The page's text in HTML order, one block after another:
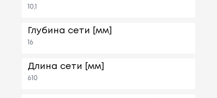
10,1
Глубина сети [мм]
16
Длина сети [мм]
610